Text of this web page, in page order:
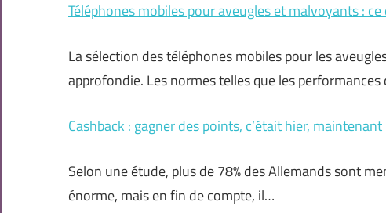
Téléphones mobiles pour aveugles et malvoyants :
La sélection des téléphones mobiles pour les
approfondie. Les normes telles que les performances
Cashback : gagner des points, c’était hier,
Selon une étude, plus de 78% des Allemands sont
énorme, mais en fin de compte, il…